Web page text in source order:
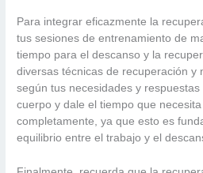
Para integrar eficazmente la
tus sesiones de entrenamiento de
tiempo para el descanso y la
diversas técnicas de recuperación y
según tus necesidades y
cuerpo y dale el tiempo que
completamente, ya que esto es
equilibrio entre el trabajo y el